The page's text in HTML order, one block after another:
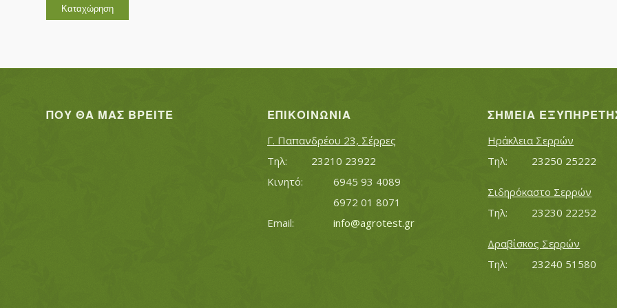
ΠΟΥ ΘΑ ΜΑΣ ΒΡΕΊΤΕ ΕΠΙΚΟΙΝΩΝΊΑ
Γ. Παπανδρέου 23, Σέρρες
Τηλ:		23210 23922
Κινητό:		6945 93 4089
			6972 01 8071
info@agrotest.gr
ΣΗΜΕΊΑ
Ηράκλεια Σερρών
Τηλ:		23250 25222
Σιδηρόκαστο Σερρών
Τηλ:		23230 22252
Δραβίσκος Σερρών
Τηλ:		23240 51580